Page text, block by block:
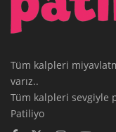
Tüm kalpleri
varız..
Tüm kalpleri sevgiyle
Patiliyo